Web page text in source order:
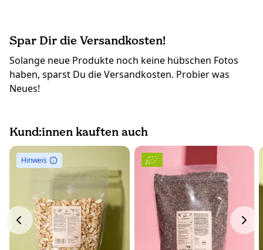
Spar Dir die Versandkosten!
Solange neue Produkte noch keine hübschen Fotos
haben, sparst Du die Versandkosten. Probier was
Neues!
Kund:innen kauften auch
Hinweis